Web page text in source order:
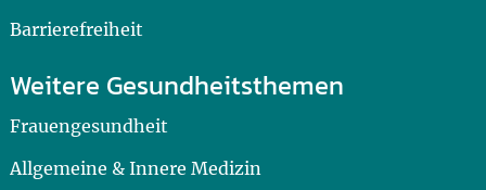
Barrierefreiheit
Weitere Gesundheitsthemen
Frauengesundheit
Allgemeine & Innere Medizin